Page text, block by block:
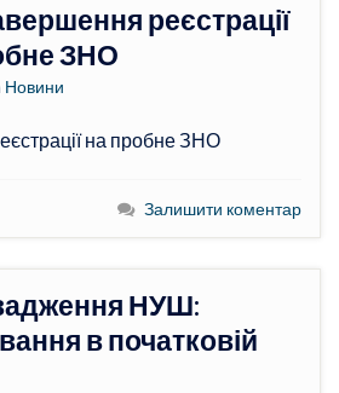
реєстрації
ЗНО
Новини
на пробне ЗНО
Залишити коментар
НУШ:
в початковій